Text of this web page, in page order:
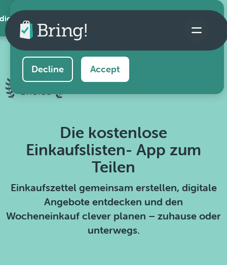
AppThis website uses cookies to ensure you get the
best experience on our website.
Decline Accept
Die kostenlose
Einkaufslisten- App zum
Teilen
Einkaufszettel gemeinsam erstellen, digitale
Angebote entdecken und den
Wocheneinkauf clever planen – zuhause oder
unterwegs.